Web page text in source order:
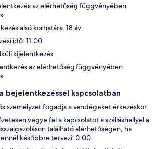
az elérhetőség függvényében
alsó korhatára: 18 év
idő: 11:00
kijelentkezés
az elérhetőség függvényében
bejelentkezéssel kapcsolatban
személyzet fogadja a vendégeket érkezéskor.
vegye fel a kapcsolatot a szálláshellyel a
található elérhetőségen, ha
későbbre tervezi: 0:00.